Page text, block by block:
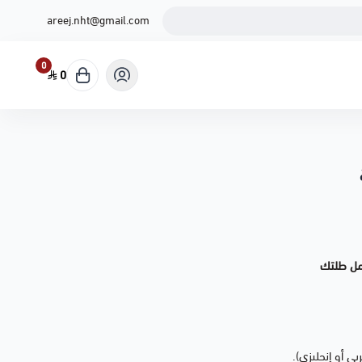
areej.nht@gmail.com
0
0
طلتك
أو إنجليزي).